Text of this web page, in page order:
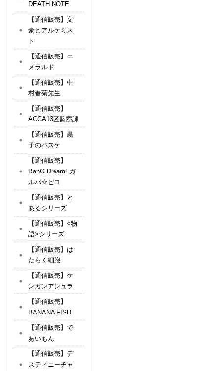
DEATH NOTE
【通信販売】文
豪とアルケミス
ト
【通信販売】エ
メラルド
【通信販売】中
村春菊先生
【通信販売】
ACCA13区監察課
【通信販売】黒
子のバスケ
【通信販売】
BanG Dream! ガ
ルパ☆ピコ
【通信販売】と
あるシリーズ
【通信販売】<物
語>シリーズ
【通信販売】は
たらく細胞
【通信販売】ケ
ンガンアシュラ
【通信販売】
BANANA FISH
【通信販売】で
あいもん
【通信販売】デ
スティニーチャ